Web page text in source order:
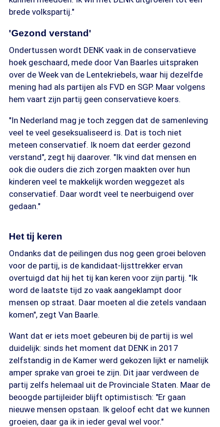
brede volkspartij."
'Gezond verstand'
Ondertussen wordt DENK vaak in de conservatieve
hoek geschaard, mede door Van Baarles uitspraken
over de Week van de Lentekriebels, waar hij dezelfde
mening had als partijen als FVD en SGP. Maar volgens
hem vaart zijn partij geen conservatieve koers.
"In Nederland mag je toch zeggen dat de samenleving
veel te veel geseksualiseerd is. Dat is toch niet
meteen conservatief. Ik noem dat eerder gezond
verstand", zegt hij daarover. "Ik vind dat mensen en
ook die ouders die zich zorgen maakten over hun
kinderen veel te makkelijk worden weggezet als
conservatief. Daar wordt veel te neerbuigend over
gedaan."
Het tij keren
Ondanks dat de peilingen dus nog geen groei beloven
voor de partij, is de kandidaat-lijsttrekker ervan
overtuigd dat hij het tij kan keren voor zijn partij. "Ik
word de laatste tijd zo vaak aangeklampt door
mensen op straat. Daar moeten al die zetels vandaan
komen", zegt Van Baarle.
Want dat er iets moet gebeuren bij de partij is wel
duidelijk: sinds het moment dat DENK in 2017
zelfstandig in de Kamer werd gekozen lijkt er namelijk
amper sprake van groei te zijn. Dit jaar verdween de
partij zelfs helemaal uit de Provinciale Staten. Maar de
beoogde partijleider blijft optimistisch: "Er gaan
nieuwe mensen opstaan. Ik geloof echt dat we kunnen
groeien, daar ga ik in ieder geval wel voor."